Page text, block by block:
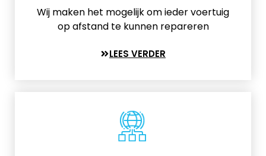
Wij maken het mogelijk om ieder voertuig
op afstand te kunnen repareren
LEES VERDER